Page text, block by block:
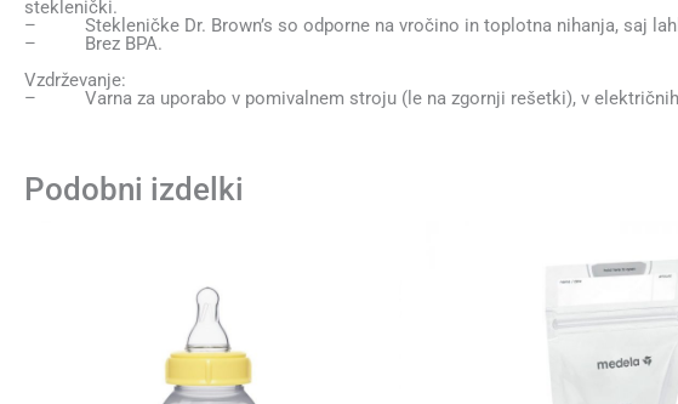
steklenički.
– Stekleničke Dr. Brown’s so odporne na vročino in toplotna nihanja, saj
– Brez BPA.
Vzdrževanje:
– Varna za uporabo v pomivalnem stroju (le na zgornji rešetki), v
Podobni izdelki